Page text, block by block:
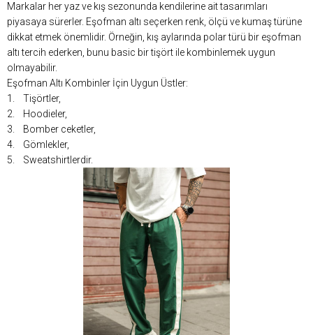
Markalar her yaz ve kış sezonunda kendilerine ait tasarımları
piyasaya sürerler. Eşofman altı seçerken renk, ölçü ve kumaş türüne
dikkat etmek önemlidir. Örneğin, kış aylarında polar türü bir eşofman
altı tercih ederken, bunu basic bir tişört ile kombinlemek uygun
olmayabilir.
Eşofman Altı Kombinler İçin Uygun Üstler:
1. Tişörtler,
2. Hoodieler,
3. Bomber ceketler,
4. Gömlekler,
5. Sweatshirtlerdir.